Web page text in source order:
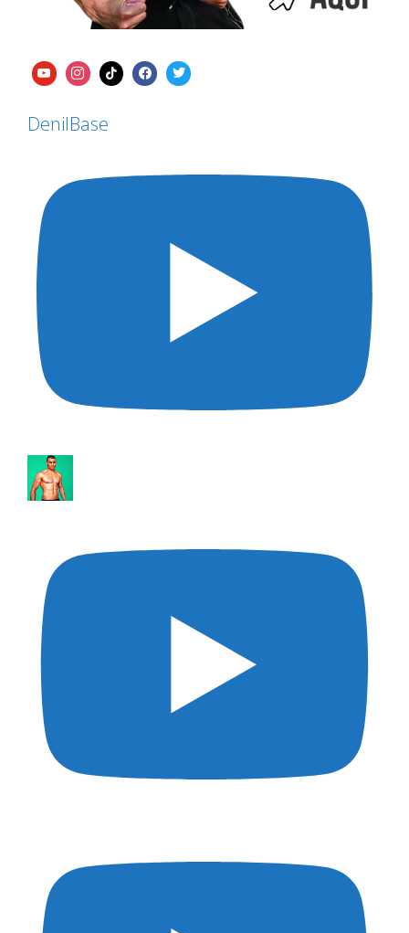
DenilBase